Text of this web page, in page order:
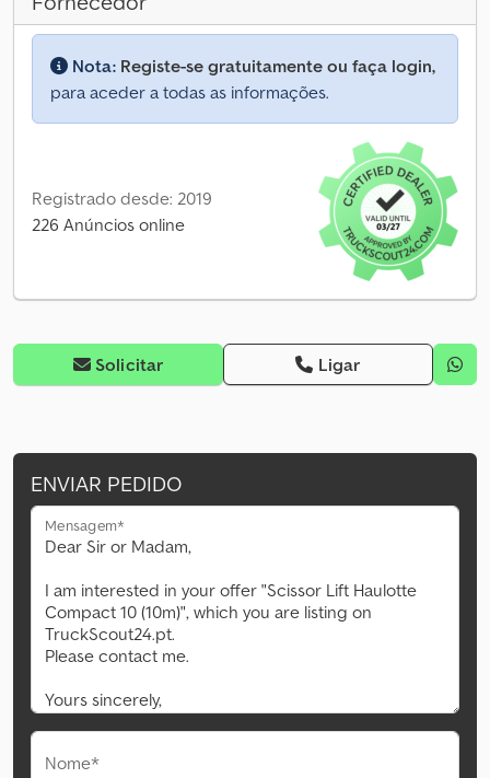
Nota: Registe-se gratuitamente ou faça login,
para aceder a todas as informações.
Registrado desde: 2019
226 Anúncios online
Solicitar Ligar
ENVIAR PEDIDO
Mensagem*
Nome*